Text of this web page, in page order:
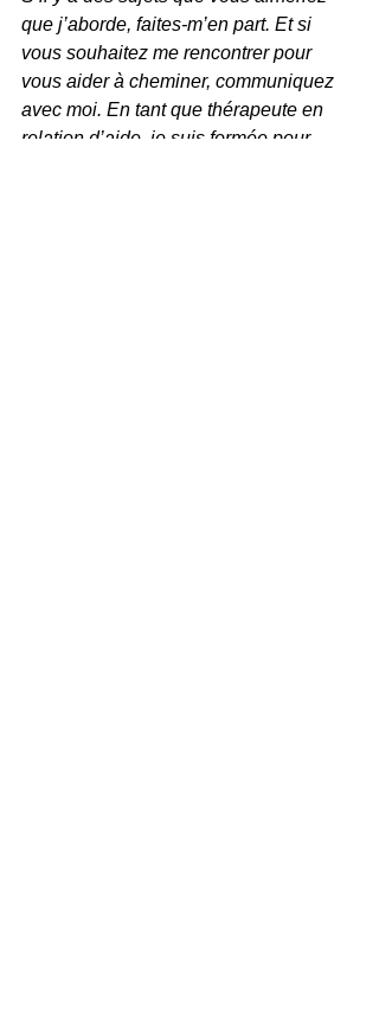
que j’aborde, faites-m’en part. Et si
vous souhaitez me rencontrer pour
vous aider à cheminer, communiquez
avec moi. En tant que thérapeute en
relation d’aide, je suis formée pour